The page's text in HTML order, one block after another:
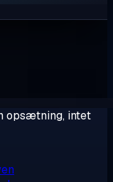
opsætning, intet